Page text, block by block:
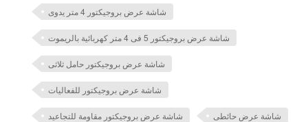
شاشة عرض بروجيكتور 4 متر يدوى
شاشة عرض بروجيكتور 5 فى 4 متر كهربائية بالريموت
شاشة عرض بروجيكتور حامل ثلاثى
شاشة عرض بروجيكتور للفعاليات
شاشة عرض بروجيكتور مقاومة للتجاعيد شاشة عرض حائطى